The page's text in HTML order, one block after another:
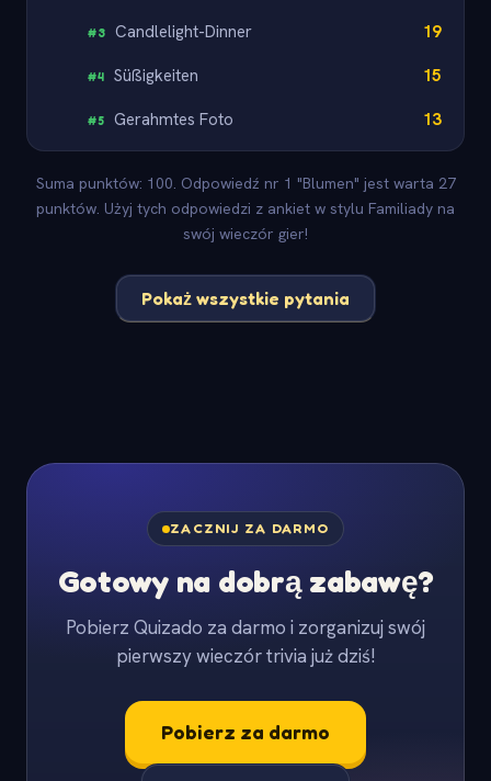
#3 Candlelight-Dinner 19
#4 Süßigkeiten 15
#5 Gerahmtes Foto 13
Suma punktów: 100. Odpowiedź nr 1 "Blumen" jest warta 27
punktów. Użyj tych odpowiedzi z ankiet w stylu Familiady na
swój wieczór gier!
Pokaż wszystkie pytania
ZACZNIJ ZA DARMO
Gotowy na dobrą zabawę?
Pobierz Quizado za darmo i zorganizuj swój
pierwszy wieczór trivia już dziś!
Pobierz za darmo